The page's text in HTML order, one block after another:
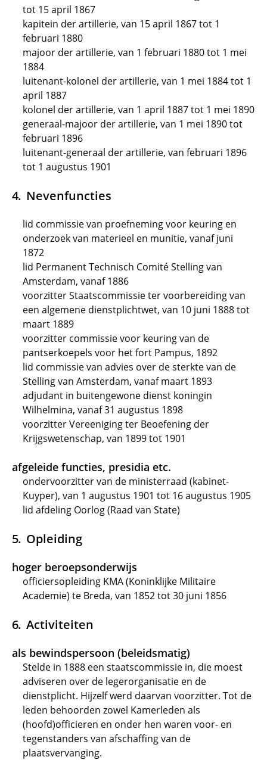
tot 15 april 1867
kapitein der artillerie, van 15 april 1867 tot 1
februari 1880
majoor der artillerie, van 1 februari 1880 tot 1 mei
1884
luitenant-kolonel der artillerie, van 1 mei 1884 tot 1
april 1887
kolonel der artillerie, van 1 april 1887 tot 1 mei 1890
generaal-majoor der artillerie, van 1 mei 1890 tot
februari 1896
luitenant-generaal der artillerie, van februari 1896
tot 1 augustus 1901
Nevenfuncties
lid commissie van proefneming voor keuring en
onderzoek van materieel en munitie, vanaf juni
1872
lid Permanent Technisch Comité Stelling van
Amsterdam, vanaf 1886
voorzitter Staatscommissie ter voorbereiding van
een algemene dienstplichtwet, van 10 juni 1888 tot
maart 1889
voorzitter commissie voor keuring van de
pantserkoepels voor het fort Pampus, 1892
lid commissie van advies over de sterkte van de
Stelling van Amsterdam, vanaf maart 1893
adjudant in buitengewone dienst koningin
Wilhelmina, vanaf 31 augustus 1898
voorzitter Vereeniging ter Beoefening der
Krijgswetenschap, van 1899 tot 1901
afgeleide functies, presidia etc.
ondervoorzitter van de ministerraad (kabinet-
Kuyper), van 1 augustus 1901 tot 16 augustus 1905
lid afdeling Oorlog (Raad van State)
Opleiding
hoger beroepsonderwijs
officiersopleiding KMA (Koninklijke Militaire
Academie) te Breda, van 1852 tot 30 juni 1856
Activiteiten
als bewindspersoon (beleidsmatig)
Stelde in 1888 een staatscommissie in, die moest
adviseren over de legerorganisatie en de
dienstplicht. Hijzelf werd daarvan voorzitter. Tot de
leden behoorden zowel Kamerleden als
(hoofd)officieren en onder hen waren voor- en
tegenstanders van afschaffing van de
plaatsvervanging.